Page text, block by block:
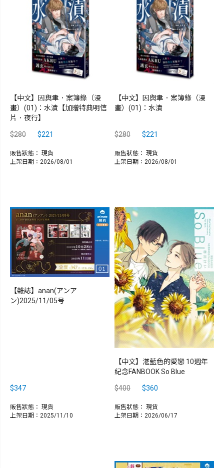
【中文】因與聿．案簿錄（漫
畫）(01)：水漬【加贈特典明信
片．夜行】
$280 $221
販售狀態： 現貨
上架日期：2026/08/01
【中文】因與聿．案簿錄（漫
畫）(01)：水漬
$280 $221
販售狀態： 現貨
上架日期：2026/08/01
【雜誌】anan(アンア
ン)2025/11/05号
$347
販售狀態： 現貨
上架日期：2025/11/10
【中文】湛藍色的愛戀 10週年
紀念FANBOOK So Blue
$400 $360
販售狀態： 現貨
上架日期：2026/06/17